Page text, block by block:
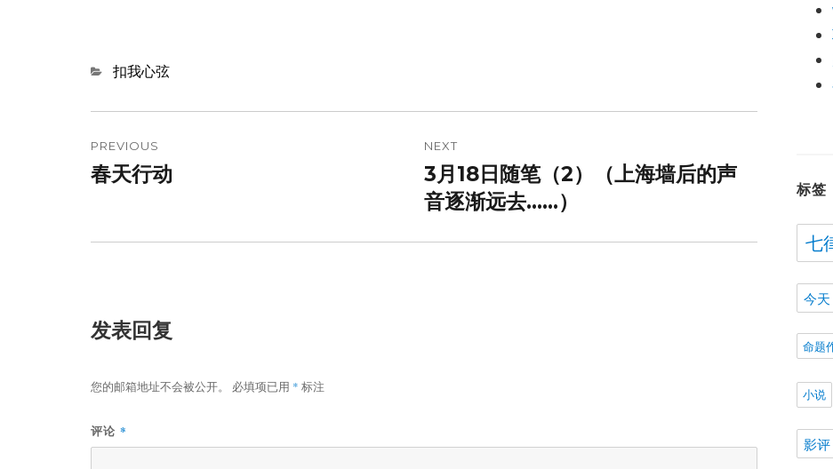
Categories
扣我心弦
章
导
PREVIOUS
Previous
春天行动
NEXT
Next
post:
3月18日随笔（2）（上海墙后的声
音逐渐远去……）
发表回复
您的邮箱地址不会被公开。 必填项已用 * 标注
评论 *
标签
七
今天
命题
小说
影评